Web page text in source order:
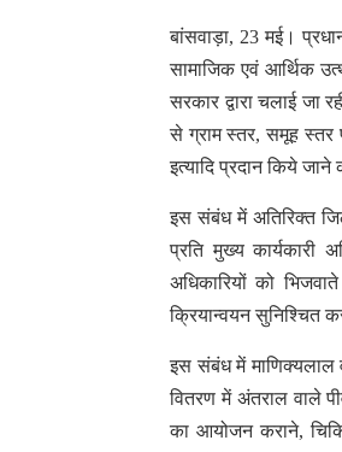
बांसवाड़ा, 23 मई।
सामाजिक एवं आर्थिक
सरकार द्वारा चलाई
से ग्राम स्तर, समूह स्तर
इत्यादि प्रदान किये जाने
इस संबंध में अतिरिक्त
प्रति मुख्य कार्यकारी
अधिकारियों को
क्रियान्वयन सुनिश्चित
इस संबंध में माणिक्यलाल
वितरण में अंतराल वाले
का आयोजन कराने,